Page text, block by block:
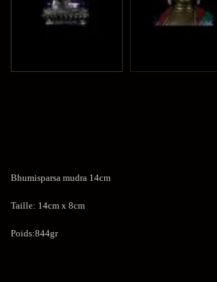
Bhumisparsa mudra 14cm
Taille: 14cm x 8cm
Poids:844gr